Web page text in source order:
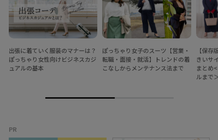
出張に着ていく服装のマナーは？
ぽっちゃり女性向けビジネスカジ
ュアルの基本
ぽっちゃり女子のスーツ【営業・
転職・面接・就活】トレンドの着
こなしからメンテナンス法まで
【保
きいサ
まとめ
ルまで
PR